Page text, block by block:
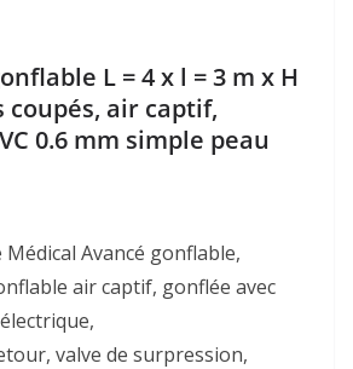
L = 4 x l = 3 m x H
coupés, air captif,
0.6 mm simple peau
Avancé gonflable,
air captif, gonflée avec
valve de surpression,